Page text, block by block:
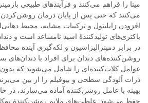
مینا را فراهم می‌کنند و فرآیندهای طبیعی
می‌کنند که حتی پس از پایان درمان روشن‌کردن
افزودن زایلیتول و ترکیبات مشابه، محیط
باکتری‌های تولیدکنندهٔ اسید نامساعد است و
در برابر دمینرالیزاسیون و لکه‌گیری آینده
روشن‌کننده‌های دندان برای افراد با
عوامل کلات‌کننده‌ای را شامل می‌شوند که بدون
ذرات آلودگی سطحی و بیوفیلم را از بین
بهینه با عامل روشن‌کننده آماده می‌سازند، در
حفظ می‌شود. غلظت‌های ملایم روشن‌کنندهٔ